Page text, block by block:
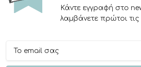
Κάντε εγγραφή στο
λαμβάνετε πρώτοι